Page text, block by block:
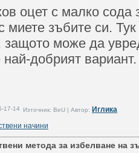
оцет с малко сода
миете зъбите си.
защото може да
добрият вариант.
17-14 Източник: BeU | Автор: Иглика
начини
метода за избелване на